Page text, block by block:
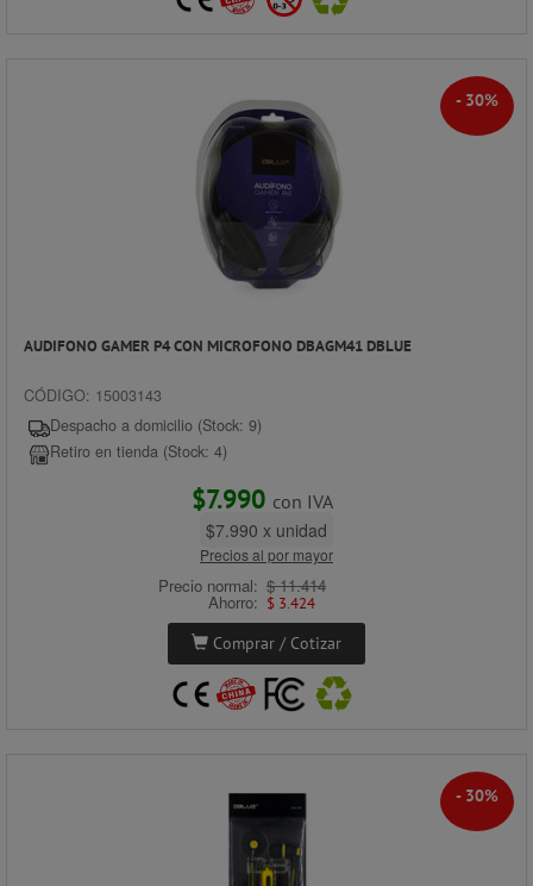
- 30%
AUDIFONO GAMER P4 CON MICROFONO DBAGM41 DBLUE
CÓDIGO: 15003143
Despacho a domicilio (Stock: 9)
Retiro en tienda (Stock: 4)
$7.990 con IVA
$7.990 x unidad
Precios al por mayor
Precio normal: $ 11.414
Ahorro: $ 3.424
Comprar / Cotizar
- 30%